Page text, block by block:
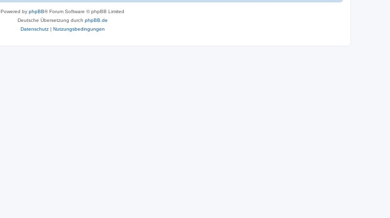
Powered by phpBB® Forum Software © phpBB Limited
Deutsche Übersetzung durch phpBB.de
Datenschutz| Nutzungsbedingungen